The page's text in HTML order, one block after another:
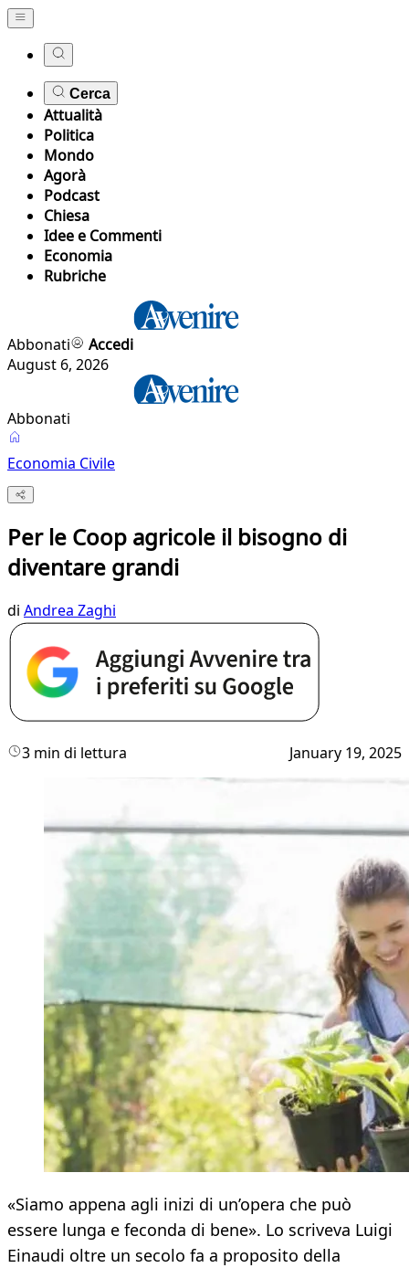
Cerca
Attualità
Politica
Mondo
Agorà
Podcast
Chiesa
Idee e Commenti
Economia
Rubriche
Abbonati
Accedi
August 6, 2026
Abbonati
Economia Civile
Per le Coop agricole il bisogno di
diventare grandi
di Andrea Zaghi
3 min di lettura January 19, 2025
«Siamo appena agli inizi di un’opera che può
essere lunga e feconda di bene». Lo scriveva Luigi
Einaudi oltre un secolo fa a proposito della